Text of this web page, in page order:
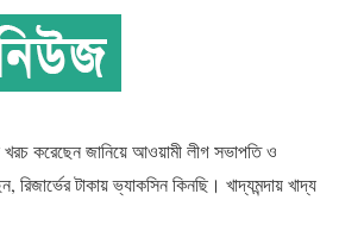
খরচ করেছেন জানিয়ে আওয়ামী লীগ সভাপতি ও
রিজার্ভের টাকায় ভ্যাকসিন কিনছি। খাদ্যমন্দায় খাদ্য